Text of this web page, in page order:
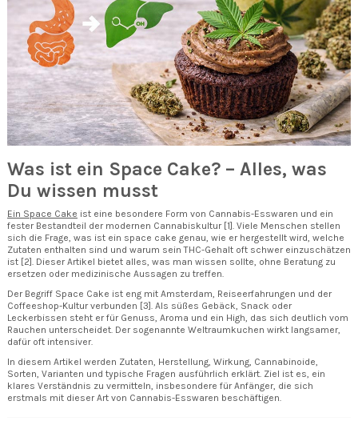
Was ist ein Space Cake? – Alles, was
Du wissen musst
Ein Space Cake ist eine besondere Form von Cannabis-Esswaren und ein
fester Bestandteil der modernen Cannabiskultur [1]. Viele Menschen stellen
sich die Frage, was ist ein space cake genau, wie er hergestellt wird, welche
Zutaten enthalten sind und warum sein THC-Gehalt oft schwer einzuschätzen
ist [2]. Dieser Artikel bietet alles, was man wissen sollte, ohne Beratung zu
ersetzen oder medizinische Aussagen zu treffen.
Der Begriff Space Cake ist eng mit Amsterdam, Reiseerfahrungen und der
Coffeeshop-Kultur verbunden [3]. Als süßes Gebäck, Snack oder
Leckerbissen steht er für Genuss, Aroma und ein High, das sich deutlich vom
Rauchen unterscheidet. Der sogenannte Weltraumkuchen wirkt langsamer,
dafür oft intensiver.
In diesem Artikel werden Zutaten, Herstellung, Wirkung, Cannabinoide,
Sorten, Varianten und typische Fragen ausführlich erklärt. Ziel ist es, ein
klares Verständnis zu vermitteln, insbesondere für Anfänger, die sich
erstmals mit dieser Art von Cannabis-Esswaren beschäftigen.